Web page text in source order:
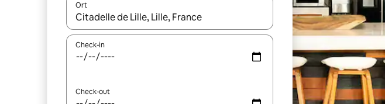
Ort
Wenn Ergebnisse verfügbar sind, navigiere mit den Pfeiltasten nach oben und
Check-in
Check-out